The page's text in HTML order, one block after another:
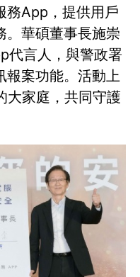
務App，提供用戶
。華碩董事長施崇
代言人，與警政署
報案功能。活動上
大家庭，共同守護